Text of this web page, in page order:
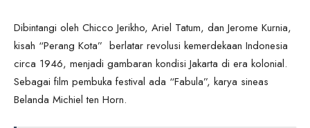
Dibintangi oleh Chicco Jerikho, Ariel Tatum, dan Jerome Kurnia,
kisah “Perang Kota” berlatar revolusi kemerdekaan Indonesia
circa 1946, menjadi gambaran kondisi Jakarta di era kolonial.
Sebagai film pembuka festival ada “Fabula”, karya sineas
Belanda Michiel ten Horn.